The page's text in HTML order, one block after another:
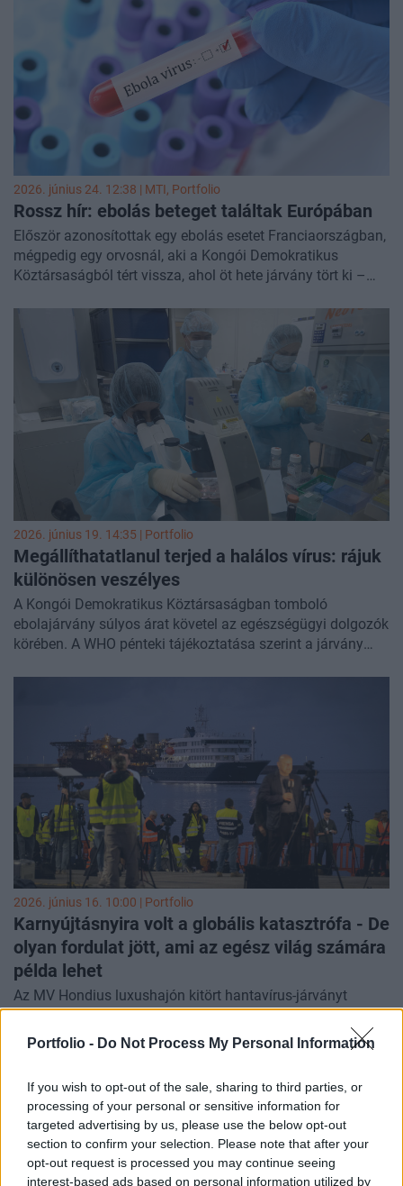
Portfolio - Do Not Process My Personal Information
If you wish to opt-out of the sale, sharing to third parties, or
processing of your personal or sensitive information for
targeted advertising by us, please use the below opt-out
section to confirm your selection. Please note that after your
opt-out request is processed you may continue seeing
interest-based ads based on personal information utilized by
naptáraktól egészen az egészségügyig - tudósított a
2026. június 24. 12:38 | MTI, Portfolio
Rossz hír: ebolás beteget találtak Európában
Először azonosítottak egy ebolás esetet Franciaországban,
mégpedig egy orvosnál, aki a Kongói Demokratikus
Köztársaságból tért vissza, ahol öt hete járvány tört ki –
2026. június 19. 14:35 | Portfolio
Megállíthatatlanul terjed a halálos vírus: rájuk
különösen veszélyes
A Kongói Demokratikus Köztársaságban tomboló
ebolajárvány súlyos árat követel az egészségügyi dolgozók
körében. A WHO pénteki tájékoztatása szerint a járvány
2026. június 16. 10:00 | Portfolio
Karnyújtásnyira volt a globális katasztrófa - De
olyan fordulat jött, ami az egész világ számára
példa lehet
Az MV Hondius luxushajón kitört hantavírus-járványt
sikeresen megfékezték, a járványügyi fellépés annyira
hatékonynak bizonyult, hogy akár nemzetközi szintű példa
Devi Sridhar professzor, a
University
Guardiannek.